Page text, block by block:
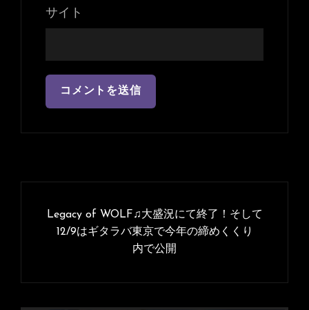
サイト
ゲ
Legacy of WOLF♫大盛況にて終了！そして
12/9はギタラバ東京で今年の締めくくり
内で公開